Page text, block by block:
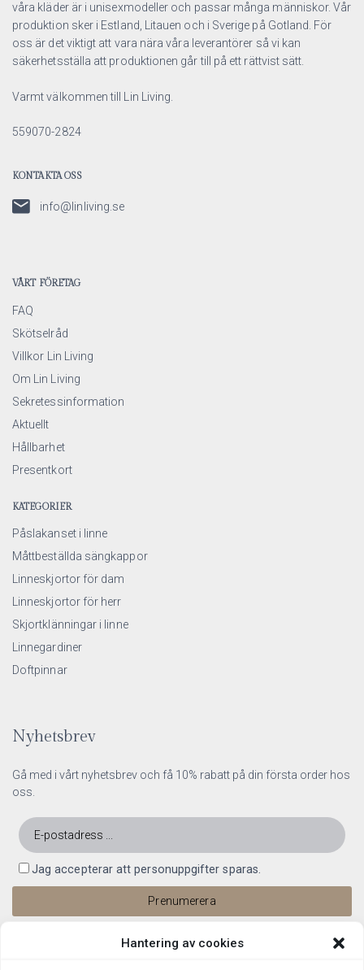
Hantering av cookies
våra kläder är i unisexmodeller och passar många människor. Vår
produktion sker i Estland, Litauen och i Sverige på Gotland. För
oss är det viktigt att vara nära våra leverantörer så vi kan
säkerhetsställa att produktionen går till på ett rättvist sätt.
Varmt välkommen till Lin Living.
559070-2824
KONTAKTA OSS
info@linliving.se
VÅRT FÖRETAG
FAQ
Skötselråd
Villkor Lin Living
Om Lin Living
Sekretessinformation
Aktuellt
Hållbarhet
Presentkort
KATEGORIER
Påslakanset i linne
Måttbeställda sängkappor
Linneskjortor för dam
Linneskjortor för herr
Skjortklänningar i linne
Linnegardiner
Doftpinnar
Nyhetsbrev
Gå med i vårt nyhetsbrev och få 10% rabatt på din första order hos
oss.
Jag accepterar att personuppgifter sparas.